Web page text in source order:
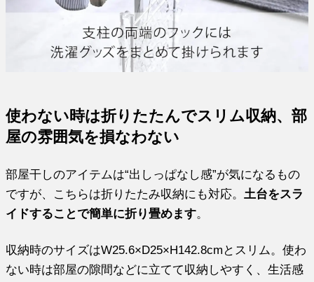
使わない時は折りたたんでスリム収納、部
屋の雰囲気を損なわない
部屋干しのアイテムは“出しっぱなし感”が気になるもの
ですが、こちらは折りたたみ収納にも対応。 土台をスラ
イドすることで簡単に折り畳めます。
収納時のサイズはW25.6×D25×H142.8cmとスリム。使わ
ない時は部屋の隙間などに立てて収納しやすく、生活感